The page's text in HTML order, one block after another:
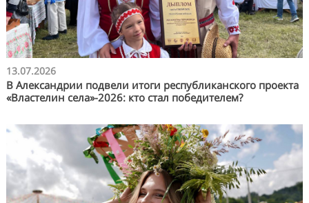
13.07.2026
В Александрии подвели итоги республиканского проекта
«Властелин села»-2026: кто стал победителем?